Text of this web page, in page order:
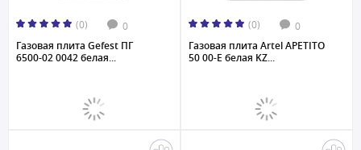
(0) 0
Газовая плита Gefest ПГ
6500-02 0042 белая...
(0) 0
Газовая плита Artel APETITO
50 00-E белая KZ...